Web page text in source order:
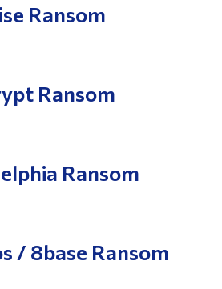
Ransom
Ransom
Ransom
/ 8base Ransom